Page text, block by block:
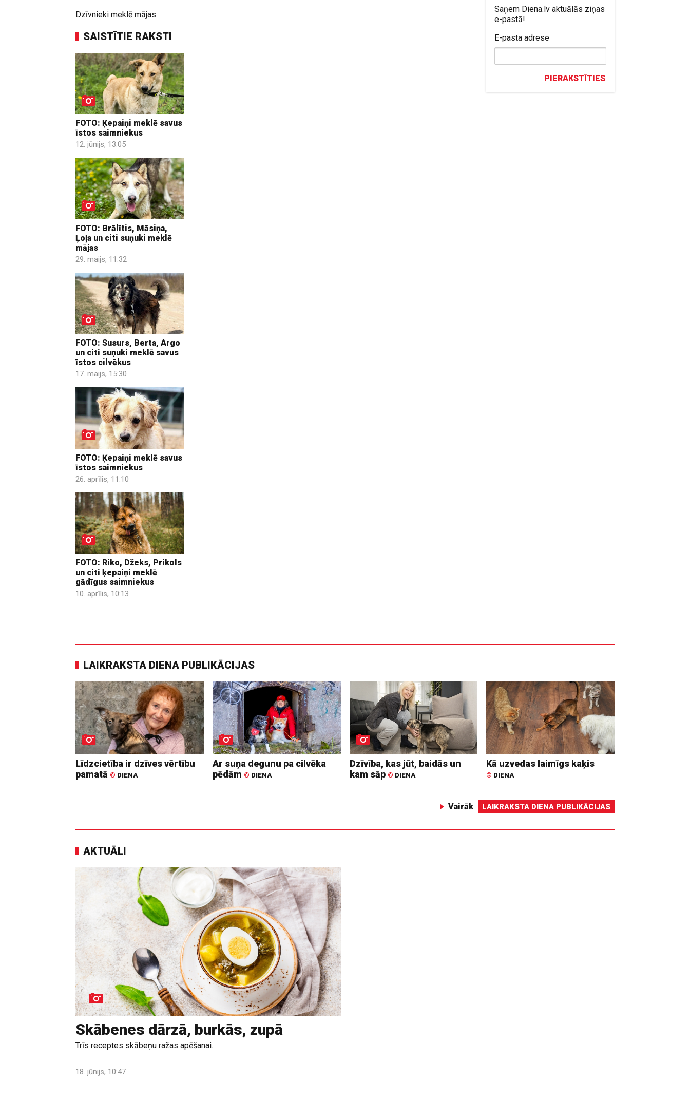
Dzīvnieki meklē mājas
SAISTĪTIE RAKSTI
FOTO: Ķepaiņi meklē savus
īstos saimniekus
12. jūnijs, 13:05
FOTO: Brālītis, Māsiņa,
Ļoļa un citi suņuki meklē
mājas
29. maijs, 11:32
FOTO: Susurs, Berta, Argo
un citi suņuki meklē savus
īstos cilvēkus
17. maijs, 15:30
FOTO: Ķepaiņi meklē savus
īstos saimniekus
26. aprīlis, 11:10
FOTO: Riko, Džeks, Prikols
un citi ķepaiņi meklē
gādīgus saimniekus
10. aprīlis, 10:13
Saņem Diena.lv aktuālās ziņas
e-pastā!
E-pasta adrese
PIERAKSTĪTIES
LAIKRAKSTA DIENA PUBLIKĀCIJAS
Līdzcietība ir dzīves vērtību
pamatā © DIENA
Ar suņa degunu pa cilvēka
pēdām © DIENA
Dzīvība, kas jūt, baidās un
kam sāp © DIENA
Kā uzvedas laimīgs kaķis
© DIENA
Vairāk LAIKRAKSTA DIENA PUBLIKĀCIJAS
AKTUĀLI
Skābenes dārzā, burkās, zupā
Trīs receptes skābeņu ražas apēšanai.
18. jūnijs, 10:47